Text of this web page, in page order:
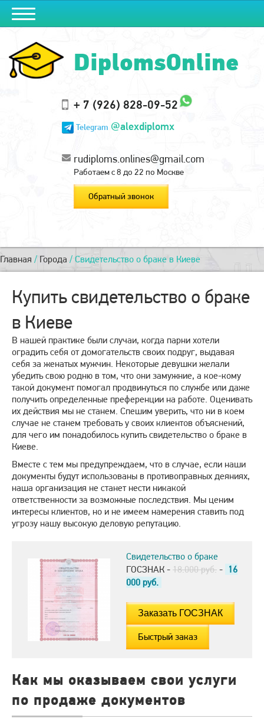
DiplomsOnline
+ 7 (926) 828-09-52
Telegram @alexdiplomx
rudiploms.onlines@gmail.com
Работаем с 8 до 22 по Москве
Обратный звонок
Главная / Города / Свидетельство о браке в Киеве
Купить свидетельство о браке
в Киеве
В нашей практике были случаи, когда парни хотели
оградить себя от домогательств своих подруг, выдавая
себя за женатых мужчин. Некоторые девушки желали
убедить свою родню в том, что они замужние, а кое-кому
такой документ помогал продвинуться по службе или даже
получить определенные преференции на работе. Оценивать
их действия мы не станем. Спешим уверить, что ни в коем
случае не станем требовать у своих клиентов объяснений,
для чего им понадобилось купить свидетельство о браке в
Киеве.
Вместе с тем мы предупреждаем, что в случае, если наши
документы будут использованы в противоправных деяниях,
наша организация не станет нести никакой
ответственности за возможные последствия. Мы ценим
интересы клиентов, но и не имеем намерения ставить под
угрозу нашу высокую деловую репутацию.
Свидетельство о браке
ГОСЗНАК - 18.000 руб. - 16
000 руб.
Быстрый заказ
Как мы оказываем свои услуги
по продаже документов